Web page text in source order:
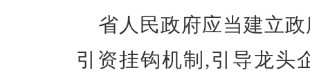
省人民政府应当建立
引资挂钩机制 ,引导龙头